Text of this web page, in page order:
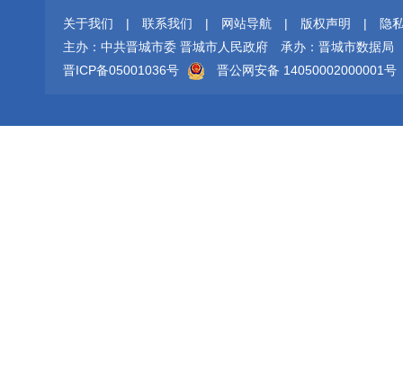
关于我们 | 联系我们 | 网站导航 | 版权声明 |
隐
主办：中共晋城市委 晋城市人民政府
承办：晋城市数据局
晋ICP备05001036号
晋公网安备 14050002000001号